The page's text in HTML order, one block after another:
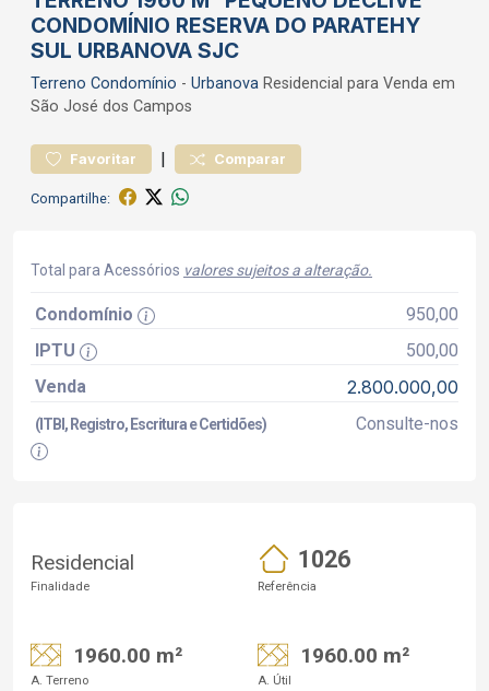
CONDOMÍNIO RESERVA DO PARATEHY
SUL URBANOVA SJC
Terreno Condomínio - Urbanova Residencial para Venda em
São José dos Campos
Favoritar | Comparar
Compartilhe:
Total para Acessórios valores sujeitos a alteração.
Condomínio
950,00
IPTU
500,00
Venda
2.800.000,00
(ITBI, Registro, Escritura e Certidões) Consulte-nos
Residencial
Finalidade
1026
Referência
1960.00 m²
A. Terreno
1960.00 m²
A. Útil